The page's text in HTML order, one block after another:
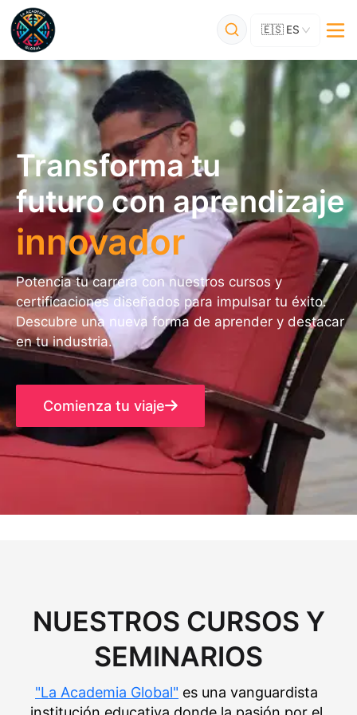
🇪🇸 ES
Transforma tu
futuro con aprendizaje
innovador
Potencia tu carrera con nuestros cursos y
certificaciones diseñados para impulsar tu éxito.
Descubre una nueva forma de aprender y destacar
en tu industria.
Comienza tu viaje
NUESTROS CURSOS Y
SEMINARIOS
"La Academia Global" es una vanguardista